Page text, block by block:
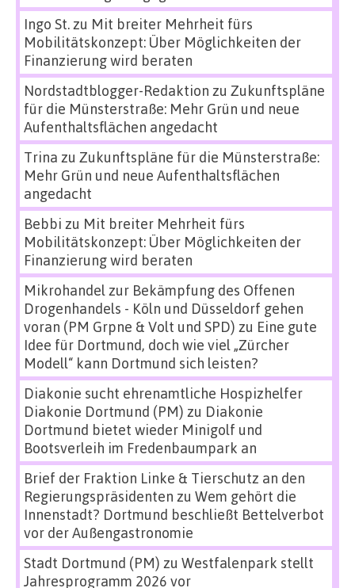
Ingo St.zu Mit breiter Mehrheit fürs
Mobilitätskonzept: Über Möglichkeiten der
Finanzierung wird beraten
Nordstadtblogger-Redaktion zu Zukunftspläne
für die Münsterstraße: Mehr Grün und neue
Aufenthaltsflächen angedacht
Trina zu Zukunftspläne für die Münsterstraße:
Mehr Grün und neue Aufenthaltsflächen
angedacht
Bebbi zu Mit breiter Mehrheit fürs
Mobilitätskonzept: Über Möglichkeiten der
Finanzierung wird beraten
Mikrohandel zur Bekämpfung des Offenen
Drogenhandels - Köln und Düsseldorf gehen
voran (PM Grpne & Volt und SPD) zu Eine gute
Idee für Dortmund, doch wie viel „Zürcher
Modell“ kann Dortmund sich leisten?
Diakonie sucht ehrenamtliche Hospizhelfer
Diakonie Dortmund (PM) zu Diakonie
Dortmund bietet wieder Minigolf und
Bootsverleih im Fredenbaumpark an
Brief der Fraktion Linke & Tierschutz an den
Regierungspräsidenten zu Wem gehört die
Innenstadt? Dortmund beschließt Bettelverbot
vor der Außengastronomie
Stadt Dortmund (PM) zu Westfalenpark stellt
Jahresprogramm 2026 vor